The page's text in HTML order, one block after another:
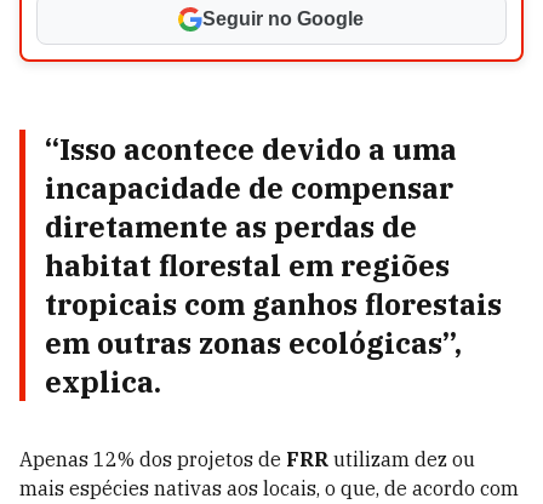
Seguir no Google
“Isso acontece devido a uma
incapacidade de compensar
diretamente as perdas de
habitat florestal em regiões
tropicais com ganhos florestais
em outras zonas ecológicas”,
explica.
Apenas 12% dos projetos de FRR utilizam dez ou
mais espécies nativas aos locais, o que, de acordo com